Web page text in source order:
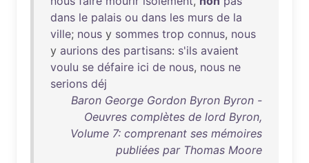
dans le palais ou dans les murs de la
ville; nous y sommes trop connus, nous
y aurions des partisans: s'ils avaient
voulu se défaire ici de nous, nous ne
serions déj
Baron George Gordon Byron Byron -
Oeuvres complètes de lord Byron,
Volume 7: comprenant ses mémoires
publiées par Thomas Moore